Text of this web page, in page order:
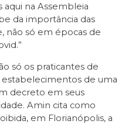
aqui na Assembleia
da importância das
não só em épocas de
só os praticantes de
de uma
decreto em seus
Amin cita como
em Florianópolis, a